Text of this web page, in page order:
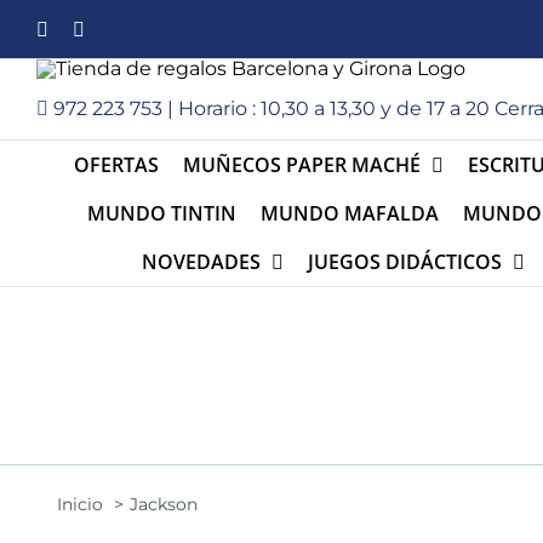
contenido
Facebook
972 223 753 | Horario : 10,30 a 13,30 y de 17 a 20
OFERTAS MUÑECOS PAPER MACHÉ
MUNDO TINTIN
MUNDO MAFALDA MUNDO
NOVEDADES
JUEGOS DIDÁCTICOS
Inicio Jackson